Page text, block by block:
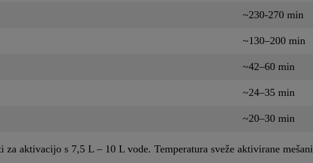
~230-270 min
~130–200 min
~42–60 min
~24–35 min
~20–30 min
za aktivacijo s 7,5 L – 10 L vode. Temperatura sveže aktivirane